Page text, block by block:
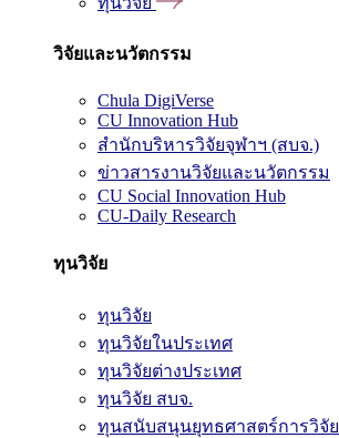
วิจัยและนวัตกรรม
Chula DigiVerse
CU Innovation Hub
สำนักบริหารวิจัยจุฬาฯ (สบจ.)
ข่าวสารงานวิจัยและนวัตกรรม
CU Social Innovation Hub
CU-Daily Research
ทุนวิจัย
ทุนวิจัย
ทุนวิจัยในประเทศ
ทุนวิจัยต่างประเทศ
ทุนวิจัย สบจ.
ทุนสนับสนุนยุทธศาสตร์การวิจัย